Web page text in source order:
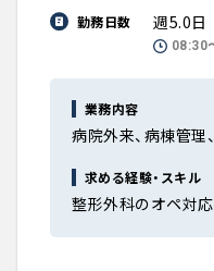
勤務日数
週5.0日
08:30
業務内容
病院外来、病棟管理
求める経験・スキル
整形外科のオペ対